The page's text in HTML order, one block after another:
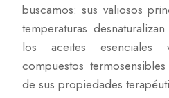
buscamos: sus valiosos
temperaturas
los aceites esenciales
compuestos
de sus propiedades